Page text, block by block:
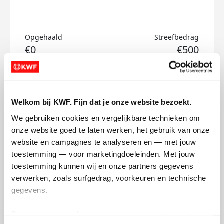
Welkom bij KWF. Fijn dat je onze website bezoekt.
We gebruiken cookies en vergelijkbare technieken om
onze website goed te laten werken, het gebruik van onze
website en campagnes te analyseren en — met jouw
toestemming — voor marketingdoeleinden. Met jouw
toestemming kunnen wij en onze partners gegevens
verwerken, zoals surfgedrag, voorkeuren en technische
gegevens.
Opgehaald
€0
Streefbedrag
€500
Doneer
Joanita's badges